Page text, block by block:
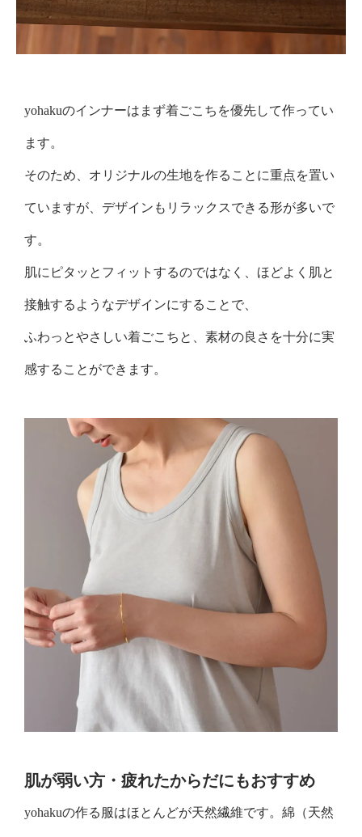
yohakuのインナーはまず着ごこちを優先して作ってい
ます。
そのため、オリジナルの生地を作ることに重点を置い
ていますが、デザインもリラックスできる形が多いで
す。
肌にピタッとフィットするのではなく、ほどよく肌と
接触するようなデザインにすることで、
ふわっとやさしい着ごこちと、素材の良さを十分に実
感することができます。
肌が弱い方・疲れたからだにもおすすめ
yohakuの作る服はほとんどが天然繊維です。綿（天然